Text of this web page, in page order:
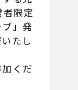
限定
」発
たし
くだ